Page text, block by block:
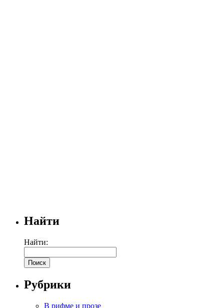
Найти
Найти:
Рубрики
В рифме и прозе